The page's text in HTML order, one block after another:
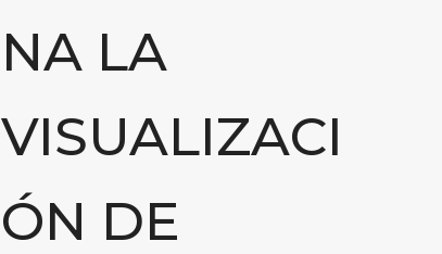
NA LA
VISUALIZACI
ÓN DE